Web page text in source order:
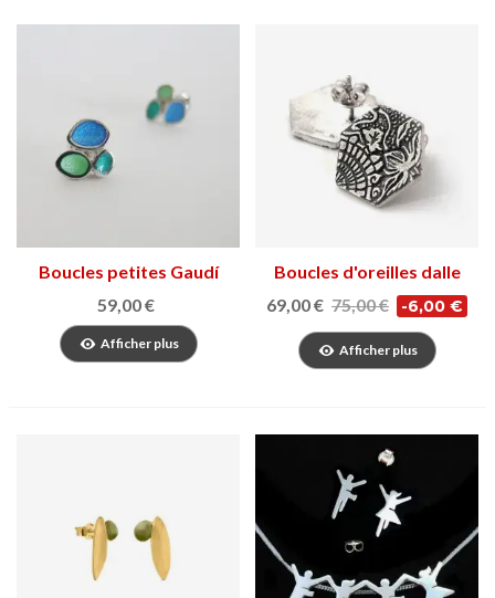
Boucles petites Gaudí
Jewelry Fruits
59,00 €
Afficher plus
Boucles d'oreilles dalle
Gaudí
69,00 € 75,00 € -6,00 €
Afficher plus